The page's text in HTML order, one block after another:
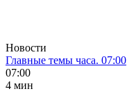
Новости
Главные темы часа. 07:00
07:00
4 мин